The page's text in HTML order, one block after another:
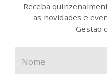
Receba
as novidades e
Gestão